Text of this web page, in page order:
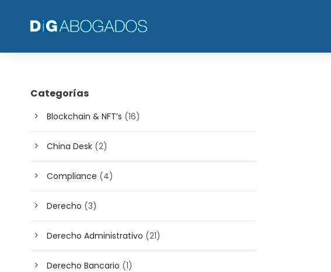
Categorías
Blockchain & NFT’s (16)
China Desk (2)
Compliance (4)
Derecho (3)
Derecho Administrativo (21)
Derecho Bancario (1)